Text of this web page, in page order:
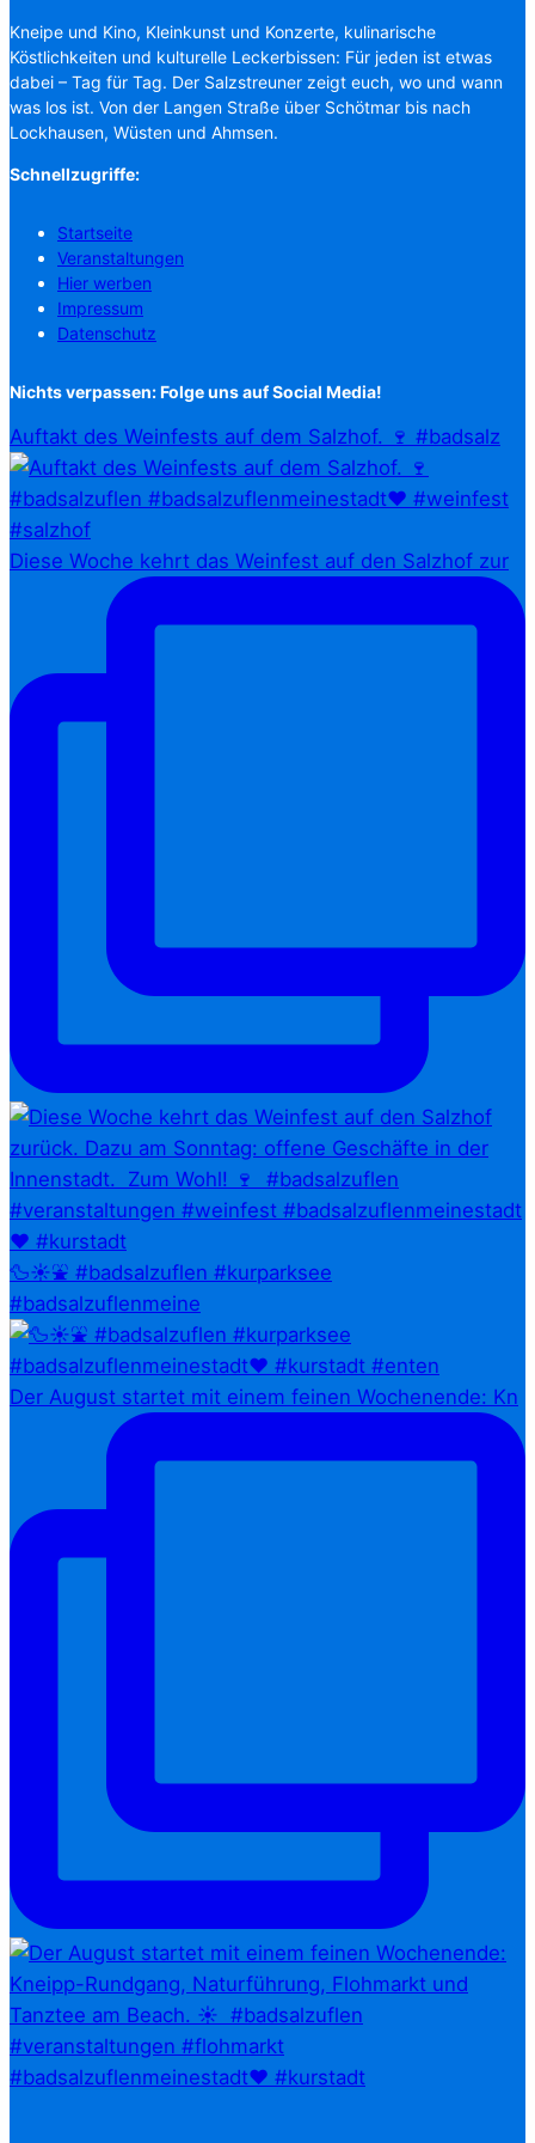
Kneipe und Kino, Kleinkunst und Konzerte, kulinarische
Köstlichkeiten und kulturelle Leckerbissen: Für jeden ist etwas
dabei – Tag für Tag. Der Salzstreuner zeigt euch, wo und wann
was los ist. Von der Langen Straße über Schötmar bis nach
Lockhausen, Wüsten und Ahmsen.
Schnellzugriffe:
Startseite
Veranstaltungen
Hier werben
Impressum
Datenschutz
Nichts verpassen: Folge uns auf Social Media!
Auftakt des Weinfests auf dem Salzhof. 🍷 #badsalz
Diese Woche kehrt das Weinfest auf den Salzhof zur
🦆☀️⛲ #badsalzuflen #kurparksee
#badsalzuflenmeine
Der August startet mit einem feinen Wochenende: Kn